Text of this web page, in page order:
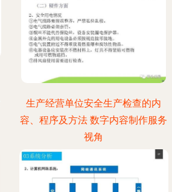
生产经营单位安全生产检查的内
容、程序及方法 数字内容制作服务
视角